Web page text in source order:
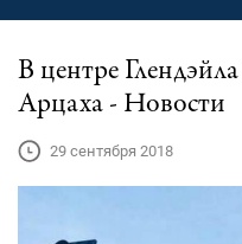
В центре
Арцаха - Новости
29 сентября 2018